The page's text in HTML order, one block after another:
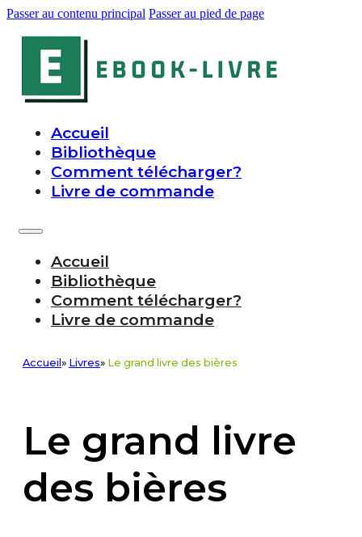
Passer au contenu principal Passer au pied de page
Accueil
Bibliothèque
Comment télécharger?
Livre de commande
Accueil
Bibliothèque
Comment télécharger?
Livre de commande
Accueil » Livres» Le grand livre des bières
Le grand livre
des bières